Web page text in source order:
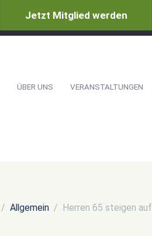
Jetzt Mitglied werden
ÜBER UNS VERANSTALTUNGEN
Allgemein Herren 65 steigen auf